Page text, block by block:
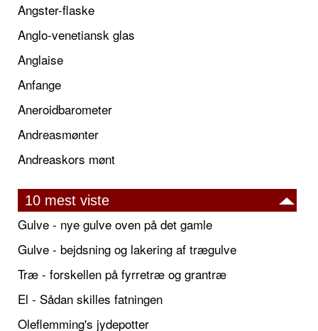
Angster-flaske
Anglo-venetiansk glas
Anglaise
Anfange
Aneroidbarometer
Andreasmønter
Andreaskors mønt
10 mest viste
Gulve - nye gulve oven på det gamle
Gulve - bejdsning og lakering af trægulve
Træ - forskellen på fyrretræ og grantræ
El - Sådan skilles fatningen
Oleflemming's jydepotter